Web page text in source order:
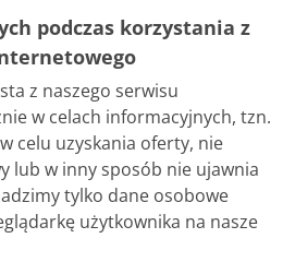
podczas korzystania z
z naszego serwisu
w celach informacyjnych, tzn.
celu uzyskania oferty, nie
lub w inny sposób nie ujawnia
tylko dane osobowe
użytkownika na nasze